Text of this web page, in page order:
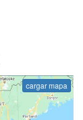
cargar mapa